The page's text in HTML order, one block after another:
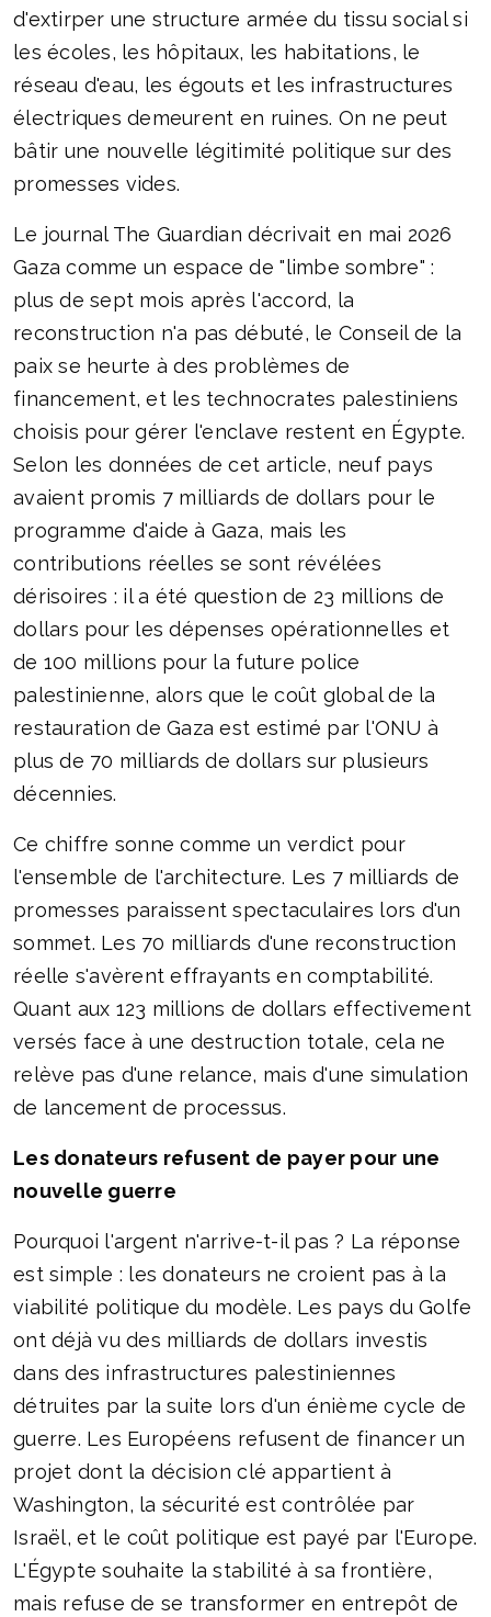
d'extirper une structure armée du tissu social si
les écoles, les hôpitaux, les habitations, le
réseau d'eau, les égouts et les infrastructures
électriques demeurent en ruines. On ne peut
bâtir une nouvelle légitimité politique sur des
promesses vides.
Le journal The Guardian décrivait en mai 2026
Gaza comme un espace de "limbe sombre" :
plus de sept mois après l'accord, la
reconstruction n'a pas débuté, le Conseil de la
paix se heurte à des problèmes de
financement, et les technocrates palestiniens
choisis pour gérer l'enclave restent en Égypte.
Selon les données de cet article, neuf pays
avaient promis 7 milliards de dollars pour le
programme d'aide à Gaza, mais les
contributions réelles se sont révélées
dérisoires : il a été question de 23 millions de
dollars pour les dépenses opérationnelles et
de 100 millions pour la future police
palestinienne, alors que le coût global de la
restauration de Gaza est estimé par l'ONU à
plus de 70 milliards de dollars sur plusieurs
décennies.
Ce chiffre sonne comme un verdict pour
l'ensemble de l'architecture. Les 7 milliards de
promesses paraissent spectaculaires lors d'un
sommet. Les 70 milliards d'une reconstruction
réelle s'avèrent effrayants en comptabilité.
Quant aux 123 millions de dollars effectivement
versés face à une destruction totale, cela ne
relève pas d'une relance, mais d'une simulation
de lancement de processus.
Les donateurs refusent de payer pour une
nouvelle guerre
Pourquoi l'argent n'arrive-t-il pas ? La réponse
est simple : les donateurs ne croient pas à la
viabilité politique du modèle. Les pays du Golfe
ont déjà vu des milliards de dollars investis
dans des infrastructures palestiniennes
détruites par la suite lors d'un énième cycle de
guerre. Les Européens refusent de financer un
projet dont la décision clé appartient à
Washington, la sécurité est contrôlée par
Israël, et le coût politique est payé par l'Europe.
L'Égypte souhaite la stabilité à sa frontière,
mais refuse de se transformer en entrepôt de